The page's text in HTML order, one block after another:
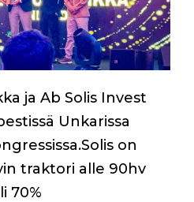
ja Ab Solis Invest
Unkarissa
on
traktori alle 90hv
70%